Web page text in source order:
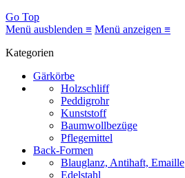
Go Top
Menü ausblenden ≡ Menü anzeigen ≡
Kategorien
Gärkörbe
Holzschliff
Peddigrohr
Kunststoff
Baumwollbezüge
Pflegemittel
Back-Formen
Blauglanz, Antihaft, Emaille
Edelstahl